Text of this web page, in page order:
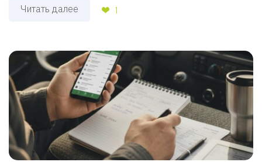
Читать далее 1